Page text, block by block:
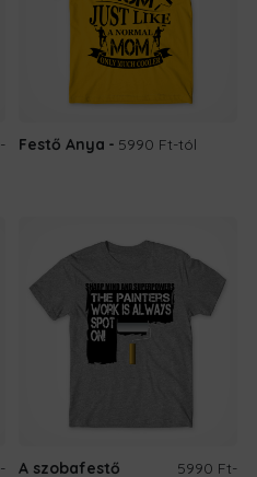
-
Festő Anya 5990 Ft-tól
- A szobafestő 5990 Ft-